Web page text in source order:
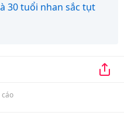
30 tuổi nhan sắc tụt
cáo